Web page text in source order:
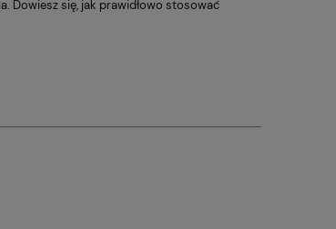
Dowiesz się, jak prawidłowo stosować